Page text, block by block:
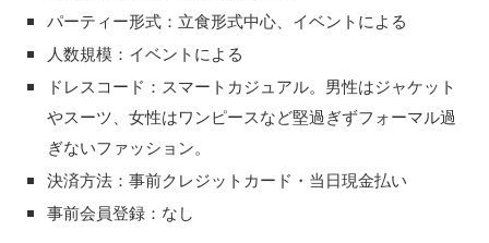
パーティー形式：立食形式中心、イベントによる
人数規模：イベントによる
ドレスコード：スマートカジュアル。男性はジャケット
やスーツ、女性はワンピースなど堅過ぎずフォーマル過
ぎないファッション。
決済方法：事前クレジットカード・当日現金払い
事前会員登録：なし